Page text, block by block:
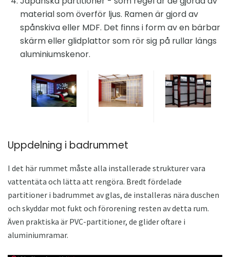
material som överför ljus. Ramen är gjord av
spånskiva eller MDF. Det finns i form av en bärbar
skärm eller glidplattor som rör sig på rullar längs
aluminiumskenor.
Uppdelning i badrummet
I det här rummet måste alla installerade strukturer vara
vattentäta och lätta att rengöra. Bredt fördelade
partitioner i badrummet av glas, de installeras nära duschen
och skyddar mot fukt och förorening resten av detta rum.
Även praktiska är PVC-partitioner, de glider oftare i
aluminiumramar.